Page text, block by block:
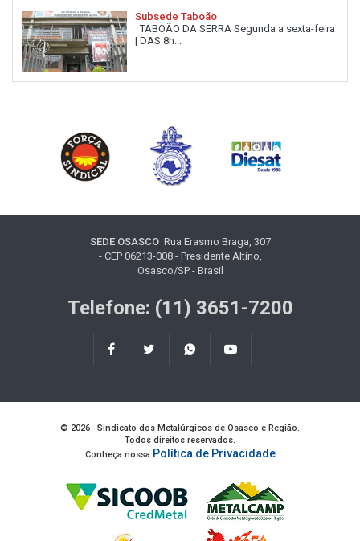
Subsede Taboão
TABOÃO DA SERRA Segunda a sexta-feira
| DAS 8h...
SEDE OSASCORua Erasmo Braga, 307
- CEP 06213-008 - Presidente Altino,
Osasco/SP - Brasil
Telefone: (11) 3651-7200
© 2026 · Sindicato dos Metalúrgicos de Osasco e Região.
Todos direitos reservados.
Conheça nossa Política de Privacidade